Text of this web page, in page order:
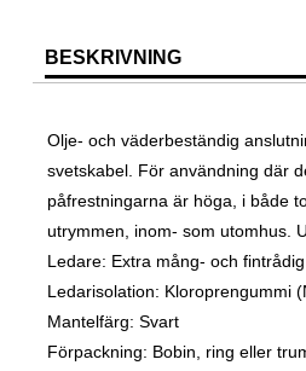
BESKRIVNING
Olje- och väderbeständig
svetskabel. För användning där
påfrestningarna är höga, i både
utrymmen, inom- som utomhus.
Ledare: Extra mång- och
Ledarisolation: Kloroprengummi
Mantelfärg: Svart
Förpackning: Bobin, ring eller